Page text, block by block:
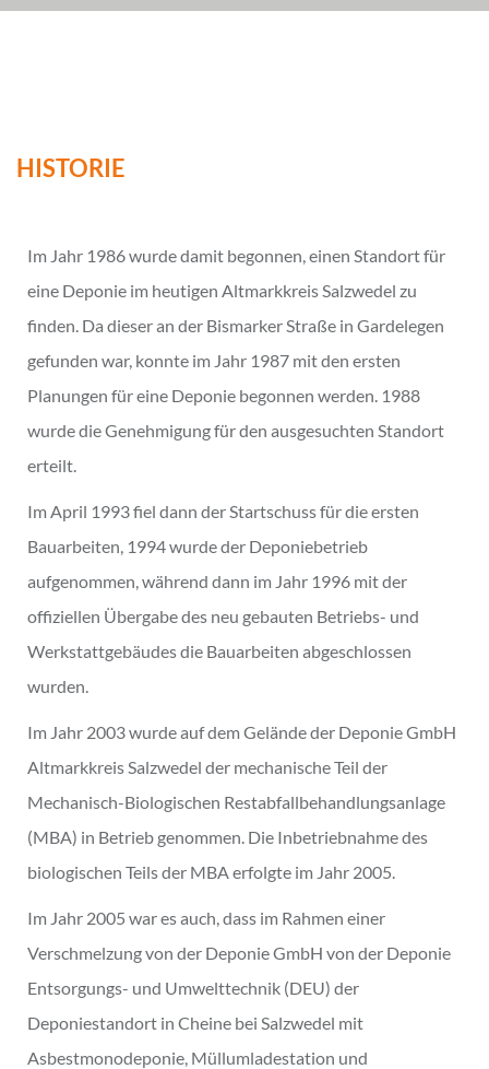
HISTORIE
Im Jahr 1986 wurde damit begonnen, einen Standort für
eine Deponie im heutigen Altmarkkreis Salzwedel zu
finden. Da dieser an der Bismarker Straße in Gardelegen
gefunden war, konnte im Jahr 1987 mit den ersten
Planungen für eine Deponie begonnen werden. 1988
wurde die Genehmigung für den ausgesuchten Standort
erteilt.
Im April 1993 fiel dann der Startschuss für die ersten
Bauarbeiten, 1994 wurde der Deponiebetrieb
aufgenommen, während dann im Jahr 1996 mit der
offiziellen Übergabe des neu gebauten Betriebs- und
Werkstattgebäudes die Bauarbeiten abgeschlossen
wurden.
Im Jahr 2003 wurde auf dem Gelände der Deponie GmbH
Altmarkkreis Salzwedel der mechanische Teil der
Mechanisch-Biologischen Restabfallbehandlungsanlage
(MBA) in Betrieb genommen. Die Inbetriebnahme des
biologischen Teils der MBA erfolgte im Jahr 2005.
Im Jahr 2005 war es auch, dass im Rahmen einer
Verschmelzung von der Deponie GmbH von der Deponie
Entsorgungs- und Umwelttechnik (DEU) der
Deponiestandort in Cheine bei Salzwedel mit
Asbestmonodeponie, Müllumladestation und